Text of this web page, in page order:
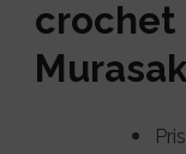
crochet